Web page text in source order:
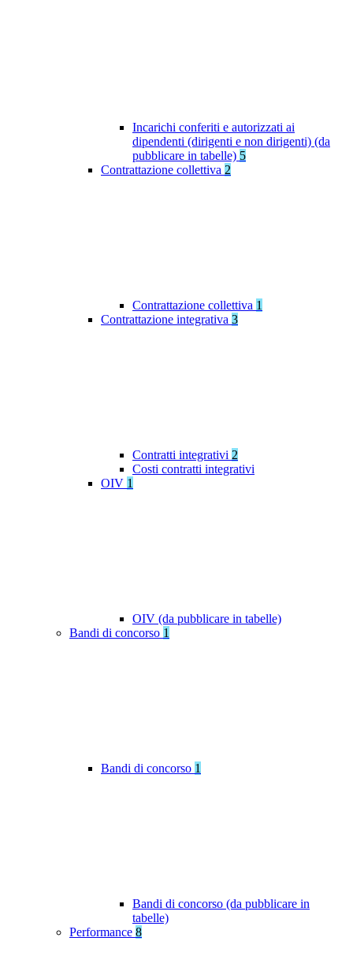
Incarichi conferiti e autorizzati ai
dipendenti (dirigenti e non dirigenti) (da
pubblicare in tabelle) 5
Contrattazione collettiva 2
Contrattazione collettiva 1
Contrattazione integrativa 3
Contratti integrativi 2
Costi contratti integrativi
OIV 1
OIV (da pubblicare in tabelle)
Bandi di concorso 1
Bandi di concorso 1
Bandi di concorso (da pubblicare in
tabelle)
Performance 8